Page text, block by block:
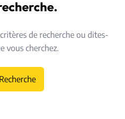
de la carte
de recherche ou dites-
vous cherchez.
Recherche